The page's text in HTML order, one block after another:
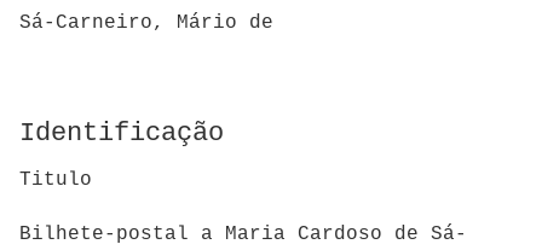
Sá-Carneiro, Mário de
Identificação
Titulo
Bilhete-postal a Maria Cardoso de Sá-